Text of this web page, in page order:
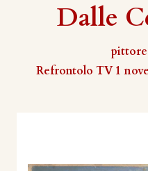
Dalle
Refrontolo TV 1